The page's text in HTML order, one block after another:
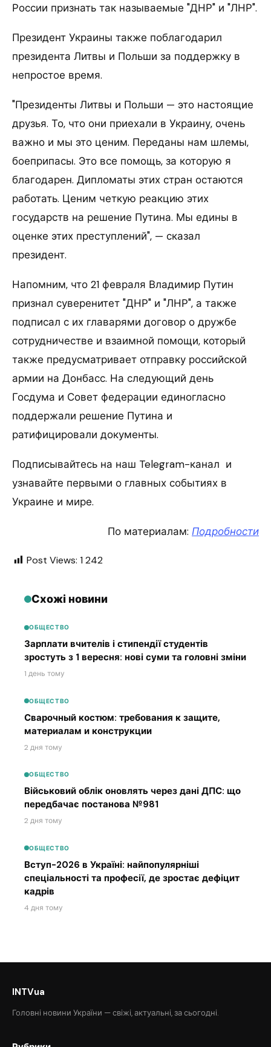
России признать так называемые "ДНР" и "ЛНР".
Президент Украины также поблагодарил
президента Литвы и Польши за поддержку в
непростое время.
"Президенты Литвы и Польши — это настоящие
друзья. То, что они приехали в Украину, очень
важно и мы это ценим. Переданы нам шлемы,
боеприпасы. Это все помощь, за которую я
благодарен. Дипломаты этих стран остаются
работать. Ценим четкую реакцию этих
государств на решение Путина. Мы едины в
оценке этих преступлений", — сказал
президент.
Напомним, что 21 февраля Владимир Путин
признал суверенитет "ДНР" и "ЛНР", а также
подписал с их главарями договор о дружбе
сотрудничестве и взаимной помощи, который
также предусматривает отправку российской
армии на Донбасс. На следующий день
Госдума и Совет федерации единогласно
поддержали решение Путина и
ратифицировали документы.
Подписывайтесь на наш Telegram-канал и
узнавайте первыми о главных событиях в
Украине и мире.
По материалам: Подробности
Post Views: 1 242
Схожі новини
ОБЩЕСТВО
Зарплати вчителів і стипендії студентів
зростуть з 1 вересня: нові суми та головні зміни
1 день тому
ОБЩЕСТВО
Сварочный костюм: требования к защите,
материалам и конструкции
2 дня тому
ОБЩЕСТВО
Військовий облік оновлять через дані ДПС: що
передбачає постанова №981
2 дня тому
ОБЩЕСТВО
Вступ-2026 в Україні: найпопулярніші
спеціальності та професії, де зростає дефіцит
кадрів
4 дня тому
INTVua
Головні новини України — свіжі, актуальні, за сьогодні.